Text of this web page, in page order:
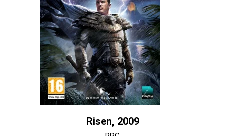
Risen, 2009